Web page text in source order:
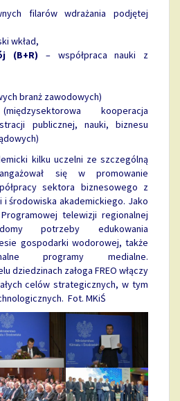
filarów wdrażania podjętej
wkład,
(B+R) – współpraca nauki z
branż zawodowych)
kooperacja
publicznej, nauki, biznesu
kilku uczelni ze szczególną
się w promowanie
sektora biznesowego z
środowiska akademickiego. Jako
telewizji regionalnej
potrzeby edukowania
gospodarki wodorowej, także
programy medialne.
dziedzinach załoga FREO włączy
celów strategicznych, w tym
Fot. MKiŚ